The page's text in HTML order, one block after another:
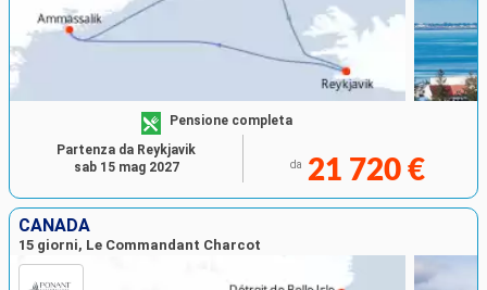
Pensione completa
da 21 720 €
Partenza da Reykjavik
sab 15 mag 2027
CANADA
15 giorni, Le Commandant Charcot